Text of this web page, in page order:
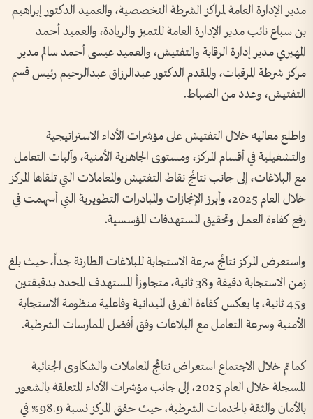
مدير الإدارة العامة لمراكز الشرطة التخصصية، والعميد الدكتور إبراهيم
بن سباع نائب مدير الإدارة العامة للتميز والريادة، والعميد أحمد
المهيري مدير إدارة الرقابة والتفتيش، والعميد عيسى أحمد سالم مدير
مركز شرطة المرقبات، والمقدم الدكتور عبدالرزاق عبدالرحيم رئيس قسم
التفتيش، وعدد من الضباط.
واطلع معاليه خلال التفتيش على مؤشرات الأداء الاستراتيجية
والتشغيلية في أقسام المركز، ومستوى الجاهزية الأمنية، وآليات التعامل
مع البلاغات، إلى جانب نتائج نقاط التفتيش والمعاملات التي تلقاها المركز
خلال العام 2025، وأبرز الإنجازات والمبادرات التطويرية التي أسهمت في
رفع كفاءة العمل وتحقيق المستهدفات المؤسسية.
واستعرض المركز نتائج سرعة الاستجابة للبلاغات الطارئة جداً، حيث بلغ
زمن الاستجابة دقيقة و38 ثانية، متجاوزاً المستهدف المحدد بـدقيقتين
و45 ثانية، بما يعكس كفاءة الفرق الميدانية وفاعلية منظومة الاستجابة
الأمنية وسرعة التعامل مع البلاغات وفق أفضل الممارسات الشرطية.
كما تم خلال الاجتماع استعراض نتائج المعاملات والشكاوى الجنائية
المسجلة خلال العام 2025، إلى جانب مؤشرات الأداء المتعلقة بالشعور
بالأمان والثقة بالخدمات الشرطية، حيث حقق المركز نسبة 98.9% في